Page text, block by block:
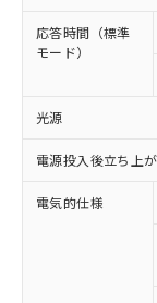
応答時間（標準
モード）
光源
電源投入後立ち上
電気的仕様